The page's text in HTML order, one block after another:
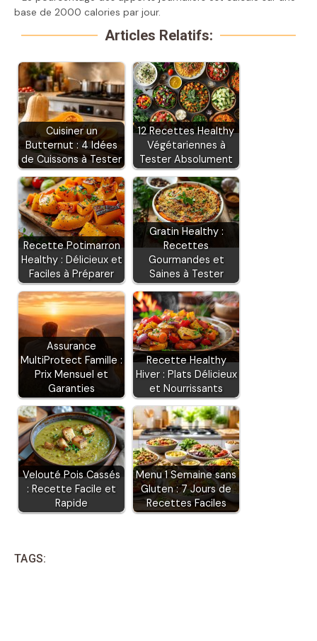
base de 2000 calories par jour.
Articles Relatifs:
Cuisiner un
Butternut : 4 Idées
de Cuissons à Tester
12 Recettes Healthy
Végétariennes à
Tester Absolument
Recette Potimarron
Healthy : Délicieux et
Faciles à Préparer
Gratin Healthy :
Recettes
Gourmandes et
Saines à Tester
Assurance
MultiProtect Famille :
Prix Mensuel et
Garanties
Recette Healthy
Hiver : Plats Délicieux
et Nourrissants
Velouté Pois Cassés
: Recette Facile et
Rapide
Menu 1 Semaine sans
Gluten : 7 Jours de
Recettes Faciles
TAGS: